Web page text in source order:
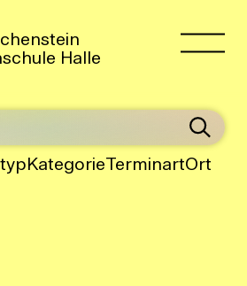
Halle
KategorieTerminartOrt